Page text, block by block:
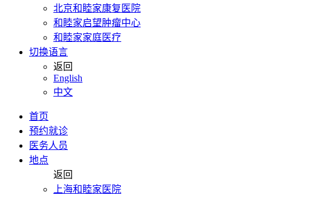
北京和睦家康复医院
和睦家启望肿瘤中心
和睦家家庭医疗
切换语言
返回
English
中文
首页
预约就诊
医务人员
地点
返回
上海和睦家医院